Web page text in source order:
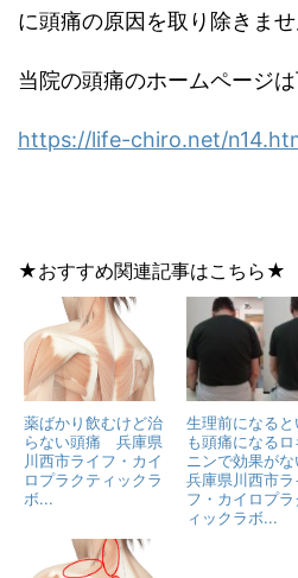
に頭痛の原因を取り除きませ
当院の頭痛のホームページは
https://life-chiro.net/
★おすすめ関連記事はこちら★
薬ばかり飲むけど治
らない頭痛 兵庫県
川西市ライフ・カイ
ロプラクティックラ
ボ...
生理前になると
も頭痛になるロ
ニンで効果が
兵庫県川西市ラ
フ・カイロプラ
ィックラボ...